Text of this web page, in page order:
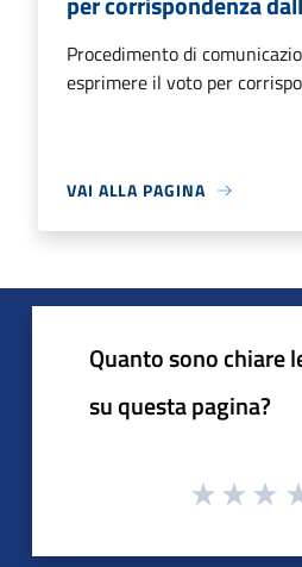
Procedimento di
esprimere il voto per
VAI ALLA PAGINA
Quanto sono chiare
su questa pagina?